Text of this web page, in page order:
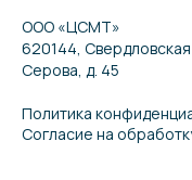
ООО «ЦСМТ»
620144, Свердловская
Серова, д. 45
Политика
Согласие на